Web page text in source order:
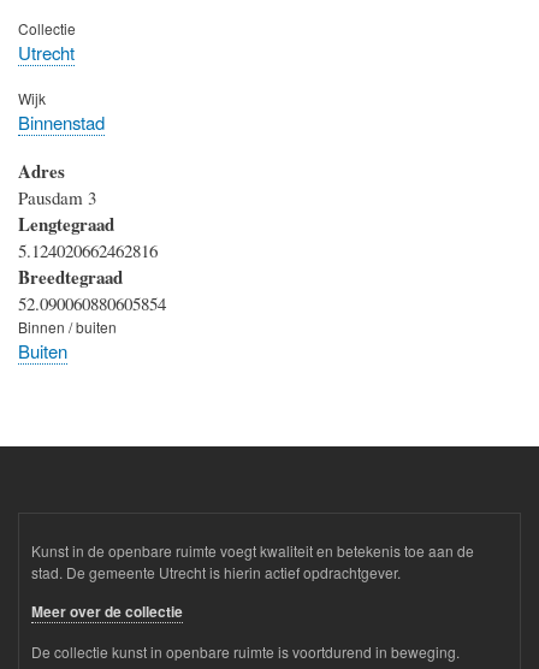
Collectie
Utrecht
Wijk
Binnenstad
Adres
Pausdam 3
Lengtegraad
5.124020662462816
Breedtegraad
52.090060880605854
Binnen / buiten
Buiten
Kunst in de openbare ruimte voegt kwaliteit en betekenis toe aan de
stad. De gemeente Utrecht is hierin actief opdrachtgever.
Meer over de collectie
De collectie kunst in openbare ruimte is voortdurend in beweging.